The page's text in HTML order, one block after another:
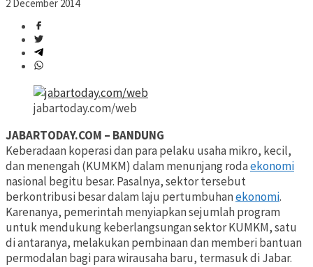
2 December 2014
jabartoday.com/web
JABARTODAY.COM – BANDUNG
Keberadaan koperasi dan para pelaku usaha mikro, kecil,
dan menengah (KUMKM) dalam menunjang rodaekonomi
nasional begitu besar. Pasalnya, sektor tersebut
berkontribusi besar dalam laju pertumbuhanekonomi.
Karenanya, pemerintah menyiapkan sejumlah program
untuk mendukung keberlangsungan sektor KUMKM, satu
di antaranya, melakukan pembinaan dan memberi bantuan
permodalan bagi para wirausaha baru, termasuk di Jabar.